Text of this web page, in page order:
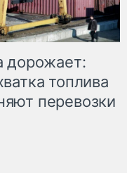
дорожает:
топлива
перевозки